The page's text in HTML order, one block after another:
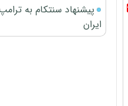
پیشنهاد سنتکام به
ایران